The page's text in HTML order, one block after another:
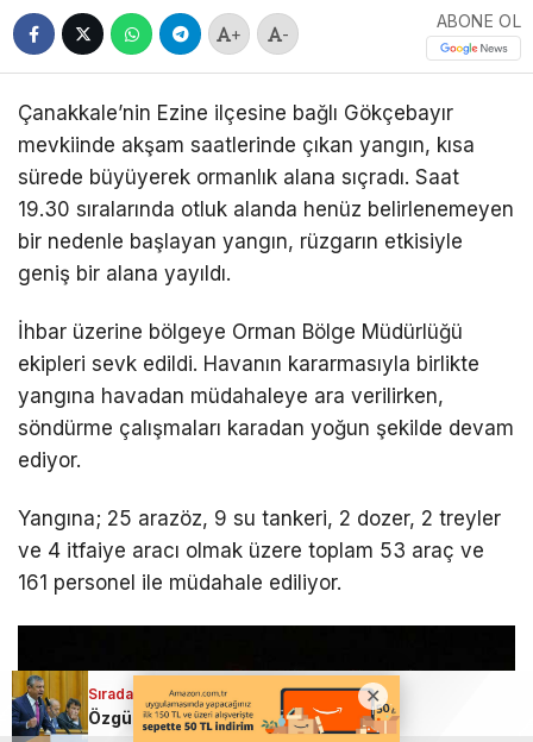
Sıradaki Haber
Kurtulmuş’tan “Terörsüz Türkiye” için Kanun teklifi imzası
Sıradaki Haber
Manisa’da yumurta tesisi yangında küle döndü
+ -
ABONE OL
Çanakkale’nin Ezine ilçesine bağlı Gökçebayır
mevkiinde akşam saatlerinde çıkan yangın, kısa
sürede büyüyerek ormanlık alana sıçradı. Saat
19.30 sıralarında otluk alanda henüz belirlenemeyen
bir nedenle başlayan yangın, rüzgarın etkisiyle
geniş bir alana yayıldı.
İhbar üzerine bölgeye Orman Bölge Müdürlüğü
ekipleri sevk edildi. Havanın kararmasıyla birlikte
yangına havadan müdahaleye ara verilirken,
söndürme çalışmaları karadan yoğun şekilde devam
ediyor.
Yangına; 25 arazöz, 9 su tankeri, 2 dozer, 2 treyler
ve 4 itfaiye aracı olmak üzere toplam 53 araç ve
161 personel ile müdahale ediliyor.
Sıradaki Haber
Özgür Özel ve Veli Ağbaba Hakkında Fezleke Adalet Bakanlığı’na gönderildi